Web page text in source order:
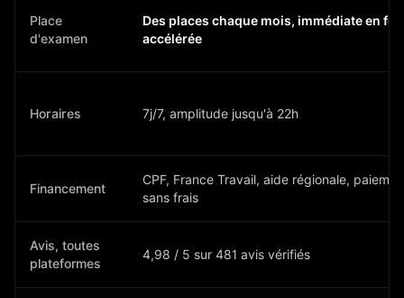
Place
d'examen
Des places chaque mois, immédiate en
accélérée
Horaires 7j/7, amplitude jusqu'à 22h
Financement
CPF, France Travail, aide régionale,
sans frais
Avis, toutes
plateformes
4,98 / 5 sur 481 avis vérifiés